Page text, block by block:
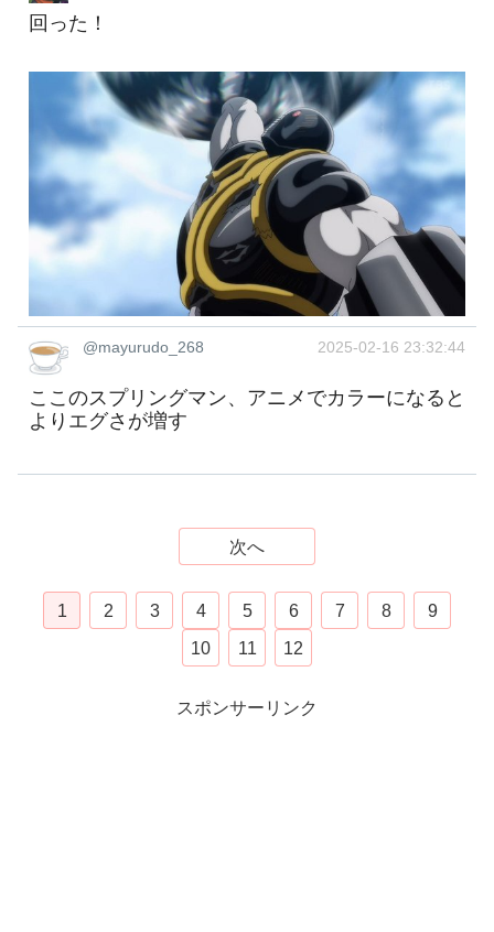
回った！
@mayurudo_268 2025-02-16 23:32:44
ここのスプリングマン、アニメでカラーになると
よりエグさが増す
次へ
1 2 3 4 5 6 7 8
9
10
11 12
スポンサーリンク